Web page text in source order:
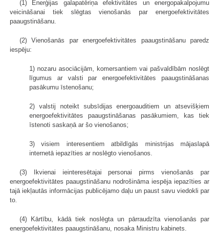
(1) Enerģijas galapatēriņa efektivitātes un energopakalpojumu
veicināšanai tiek slēgtas vienošanās par energoefektivitātes
paaugstināšanu.
(2) Vienošanās par energoefektivitātes paaugstināšanu paredz
iespēju:
1) nozaru asociācijām, komersantiem vai pašvaldībām noslēgt
līgumus ar valsti par energoefektivitātes paaugstināšanas
pasākumu īstenošanu;
2) valstij noteikt subsīdijas energoauditiem un atsevišķiem
energoefektivitātes paaugstināšanas pasākumiem, kas tiek
īstenoti saskaņā ar šo vienošanos;
3) visiem interesentiem atbildīgās ministrijas mājaslapā
internetā iepazīties ar noslēgto vienošanos.
(3) Ikvienai ieinteresētajai personai pirms vienošanās par
energoefektivitātes paaugstināšanu nodrošināma iespēja iepazīties ar
tajā iekļautās informācijas publicējamo daļu un paust savu viedokli par
to.
(4) Kārtību, kādā tiek noslēgta un pārraudzīta vienošanās par
energoefektivitātes paaugstināšanu, nosaka Ministru kabinets.